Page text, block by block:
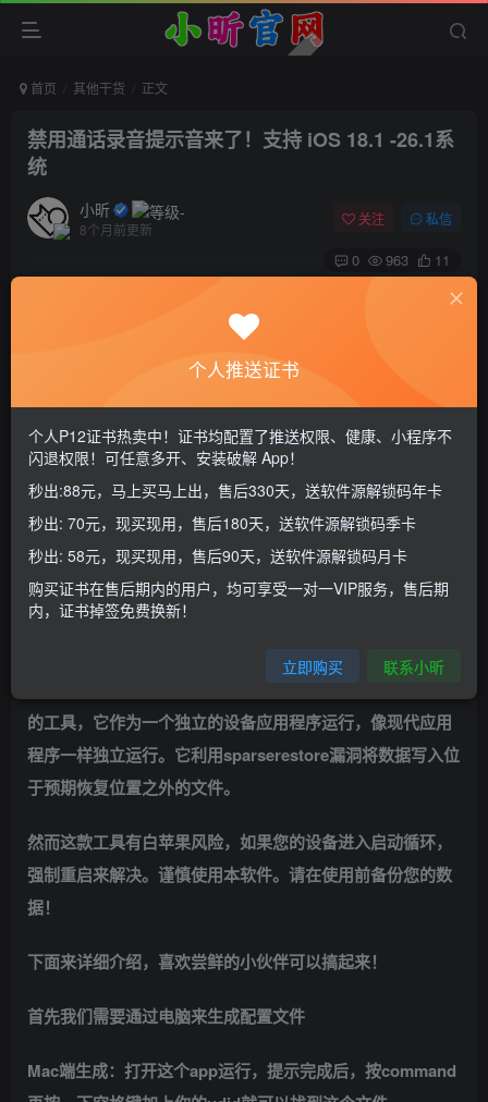
首页 其他干货 正文
禁用通话录音提示音来了！支持 iOS 18.1 -26.1系
统
小昕
8个月前更新
关注 私信
0 963 11
高系统iOS用户终于迎来了一款实质性工具——EnsWilde，
可以在通话录音时关闭声音警告，仅支持 iOS 18.1 – 26.1系
统。第一次需要借助电脑来生成配置文件，后续就不需要依
的工具， 它作为一个独立的设备应用程序运行，像现代应用
程序一样独立运行。它利用sparserestore漏洞将数据写入位
于预期恢复位置之外的文件。
然而这款工具有白苹果风险，如果您的设备进入启动循环，
强制重启来解决。谨慎使用本软件。请在使用前备份您的数
据！
下面来详细介绍，喜欢尝鲜的小伙伴可以搞起来！
首先我们需要通过电脑来生成配置文件
Mac端生成：打开这个app运行，提示完成后，按command
个人推送证书
个人P12证书热卖中！证书均配置了推送权限、健康、小程序不
闪退权限！可任意多开、安装破解 App！
秒出:88元，马上买马上出，售后330天，送软件源解锁码年卡
秒出: 70元，现买现用，售后180天，送软件源解锁码季卡
秒出: 58元，现买现用，售后90天，送软件源解锁码月卡
购买证书在售后期内的用户，均可享受一对一VIP服务，售后期
内，证书掉签免费换新！
立即购买 联系小昕